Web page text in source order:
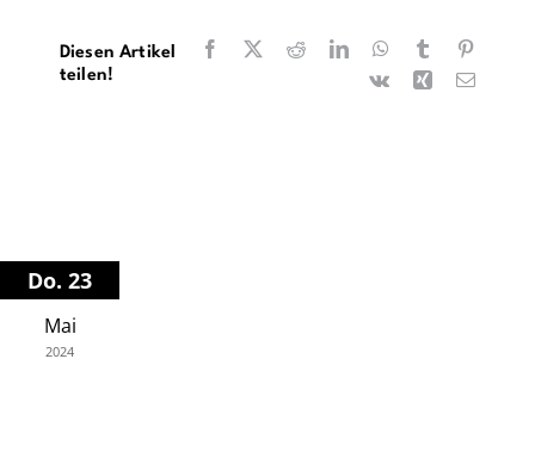
Diesen Artikel
teilen!
Facebook RedditLinkedInWhatsApp
Tumblr
Vk
Xing E-
Do. 23
Mai
2024